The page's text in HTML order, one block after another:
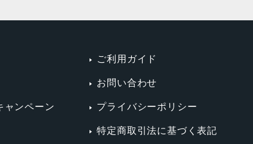
ャンペーン
ご利用ガイド
お問い合わせ
プライバシーポリシー
特定商取引法に基づく表記